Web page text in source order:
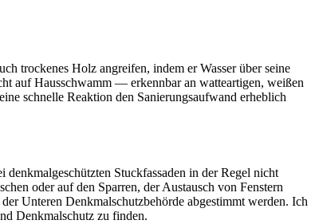
trockenes Holz angreifen, indem er Wasser über seine
auf Hausschwamm — erkennbar an watteartigen, weißen
schnelle Reaktion den Sanierungsaufwand erheblich
Stuckfassaden in der Regel nicht
oder auf den Sparren, der Austausch von Fenstern
Unteren Denkmalschutzbehörde abgestimmt werden. Ich
Denkmalschutz zu finden.